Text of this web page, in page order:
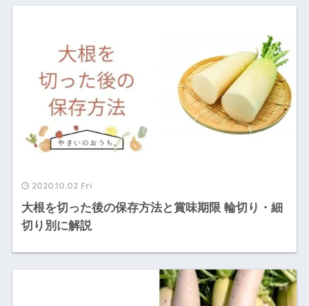
2020.10.02 Fri
大根を切った後の保存方法と賞味期限 輪切り・細
切り別に解説